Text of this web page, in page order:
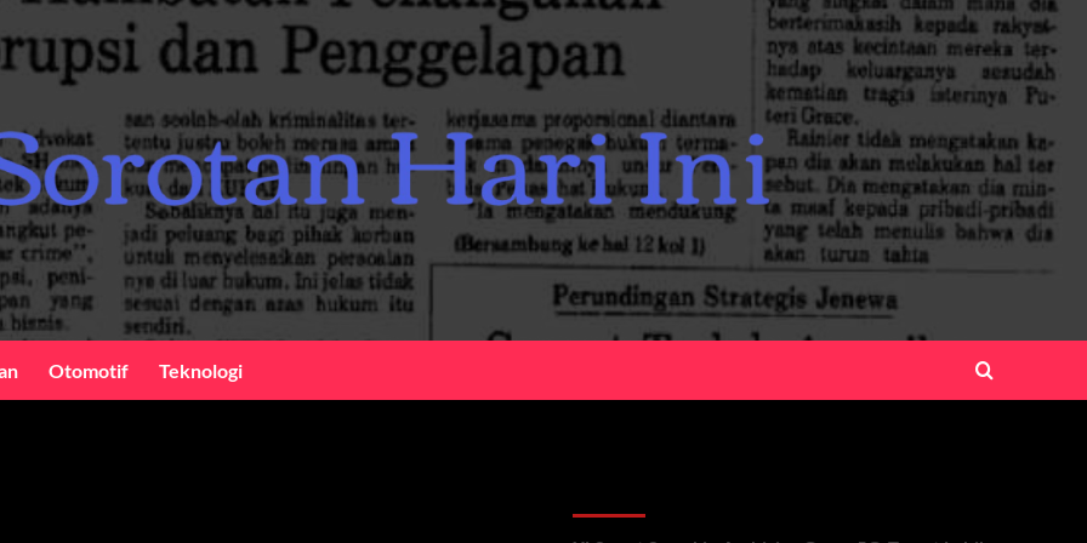
Otomotif Teknologi